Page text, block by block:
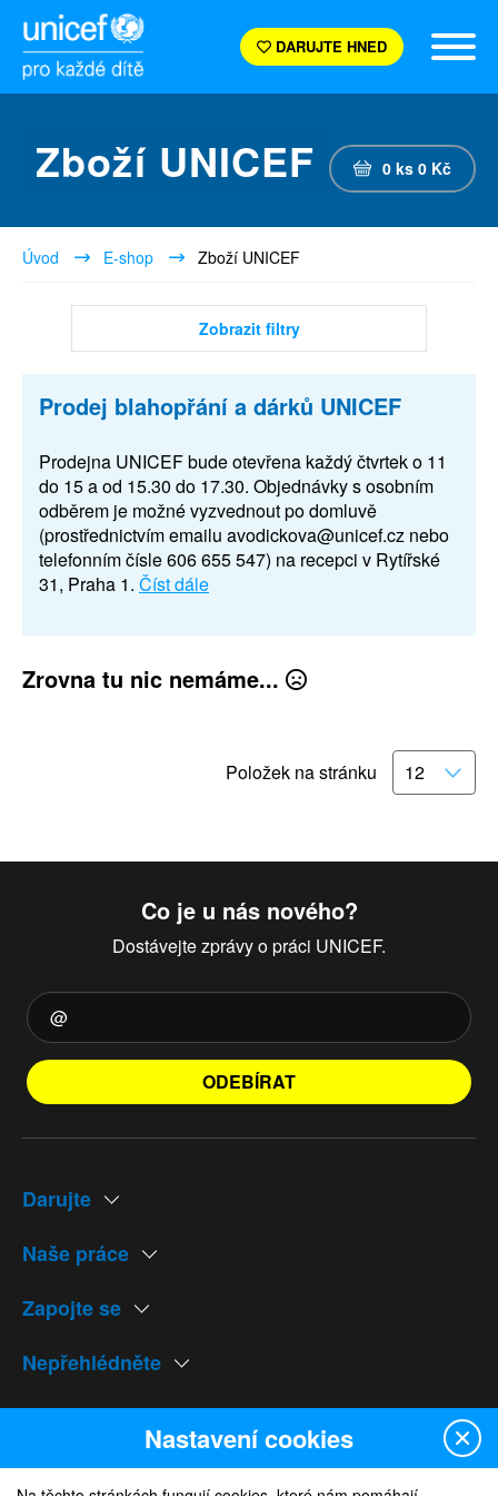
DARUJTE HNED
Zboží UNICEF 0 ks 0 Kč
Úvod E-shop Zboží UNICEF
Zobrazit filtry
Prodej blahopřání a dárků UNICEF
Prodejna UNICEF bude otevřena každý čtvrtek o 11
do 15 a od 15.30 do 17.30. Objednávky s osobním
odběrem je možné vyzvednout po domluvě
(prostřednictvím emailu avodickova@unicef.cz nebo
telefonním čísle 606 655 547) na recepci v Rytířské
31, Praha 1. Číst dále
Zrovna tu nic nemáme...
Položek na stránku
Co je u nás nového?
Dostávejte zprávy o práci UNICEF.
ODEBÍRAT
Darujte
Naše práce
Zapojte se
Nepřehlédněte
Naše weby
Nastavení cookies